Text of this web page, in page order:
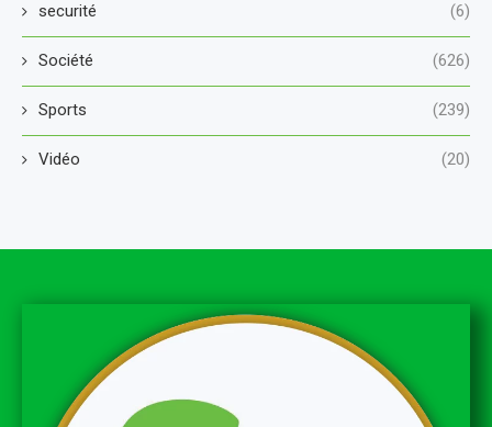
securité (6)
Société (626)
Sports (239)
Vidéo (20)